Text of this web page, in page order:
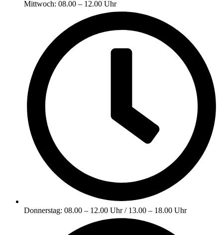
Mittwoch: 08.00 – 12.00 Uhr
Donnerstag: 08.00 – 12.00 Uhr / 13.00 – 18.00 Uhr